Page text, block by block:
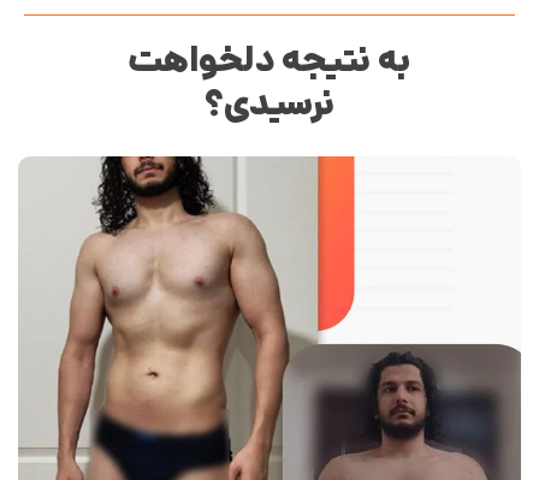
به نتیجه دلخواهت
نرسیدی؟